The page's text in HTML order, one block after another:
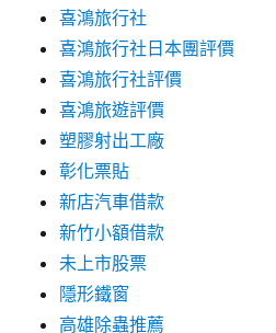
喜鴻旅行社
喜鴻旅行社日本團評價
喜鴻旅行社評價
喜鴻旅遊評價
塑膠射出工廠
彰化票貼
新店汽車借款
新竹小額借款
未上市股票
隱形鐵窗
高雄除蟲推薦